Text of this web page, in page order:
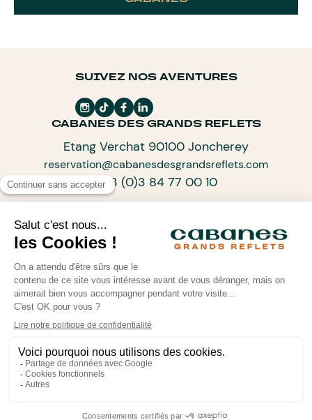
SUIVEZ NOS AVENTURES
CABANES DES GRANDS REFLETS
Etang Verchat 90100 Joncherey
reservation@cabanesdesgrandsreflets.com
+33 (0)3 84 77 00 10
ARTISANS D’UN TOURISME DE PROGRÈS
ABONNEZ-VOUS À NOTRE NEWSLETTER
Politique de confidentialité
Powered by